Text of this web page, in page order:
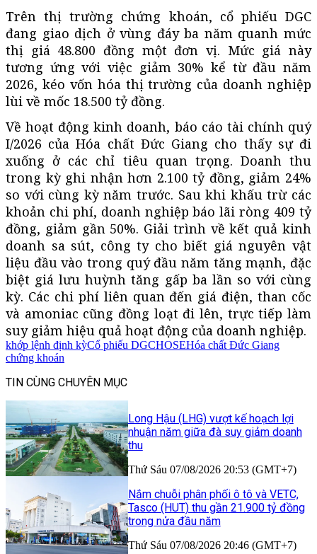
Trên thị trường chứng khoán, cổ phiếu DGC
đang giao dịch ở vùng đáy ba năm quanh mức
thị giá 48.800 đồng một đơn vị. Mức giá này
tương ứng với việc giảm 30% kể từ đầu năm
2026, kéo vốn hóa thị trường của doanh nghiệp
lùi về mốc 18.500 tỷ đồng.
Về hoạt động kinh doanh, báo cáo tài chính quý
I/2026 của Hóa chất Đức Giang cho thấy sự đi
xuống ở các chỉ tiêu quan trọng. Doanh thu
trong kỳ ghi nhận hơn 2.100 tỷ đồng, giảm 24%
so với cùng kỳ năm trước. Sau khi khấu trừ các
khoản chi phí, doanh nghiệp báo lãi ròng 409 tỷ
đồng, giảm gần 50%. Giải trình về kết quả kinh
doanh sa sút, công ty cho biết giá nguyên vật
liệu đầu vào trong quý đầu năm tăng mạnh, đặc
biệt giá lưu huỳnh tăng gấp ba lần so với cùng
kỳ. Các chi phí liên quan đến giá điện, than cốc
và amoniac cũng đồng loạt đi lên, trực tiếp làm
suy giảm hiệu quả hoạt động của doanh nghiệp.
khớp lệnh định kỳCổ phiếu DGCHOSEHóa chất Đức Giang
chứng khoán
TIN CÙNG CHUYÊN MỤC
Long Hậu (LHG) vượt kế hoạch lợi
nhuận năm giữa đà suy giảm doanh
thu
Thứ Sáu 07/08/2026 20:53 (GMT+7)
Nắm chuỗi phân phối ô tô và VETC,
Tasco (HUT) thu gần 21.900 tỷ đồng
trong nửa đầu năm
Thứ Sáu 07/08/2026 20:46 (GMT+7)